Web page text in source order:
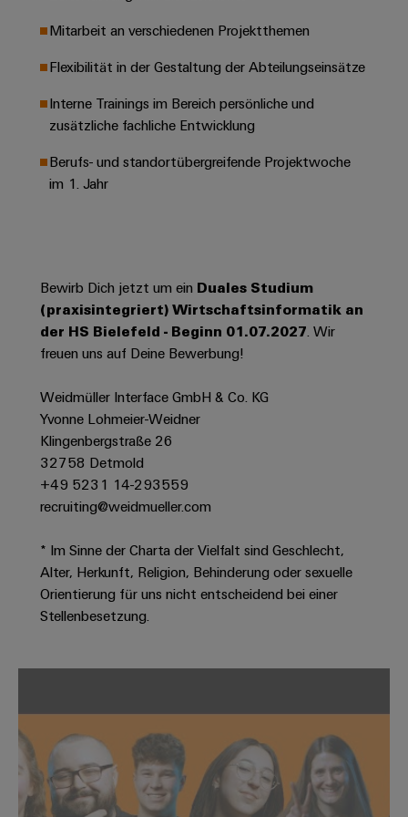
Moderne
digitale
Lösungen
klimafreundliche
Mobilitat
im
Verbindungslösungen
für
die
maritime
Industrie
&
Abwasseraufbereitung
Lösungen
für
die
Wasser-
Wasserstoff
Wasserstoff
als
Schlüsseltechnologie
die
Windenergie
Effizienter
Betrieb
von
Windparks
&
Leiterplattenklemmen
PCB
Connector
Original
Remote
&
Cloud-
Services
Industrial
Werkstatt
&
Werkzeuge
Automaten
Software
Industriedrucker
Industrieleuchte
Infrastructure
Assemblierungsservice
Bestückte
Klemmenleisten
Karriere auf
Unser
Center in
Mitarbeit an verschiedenen Projektthemen
Flexibilität in der Gestaltung der Abteilungseinsätze
Interne Trainings im Bereich persönliche und
zusätzliche fachliche Entwicklung
Berufs- und standortübergreifende Projektwoche
im 1. Jahr
Bewirb Dich jetzt um ein Duales Studium
(praxisintegriert) Wirtschaftsinformatik an
der HS Bielefeld - Beginn 01.07.2027. Wir
freuen uns auf Deine Bewerbung!
Weidmüller Interface GmbH & Co. KG
Yvonne Lohmeier-Weidner
Klingenbergstraße 26
32758 Detmold
+49 5231 14-293559
recruiting@weidmueller.com
* Im Sinne der Charta der Vielfalt sind Geschlecht,
Alter, Herkunft, Religion, Behinderung oder sexuelle
Orientierung für uns nicht entscheidend bei einer
Stellenbesetzung.